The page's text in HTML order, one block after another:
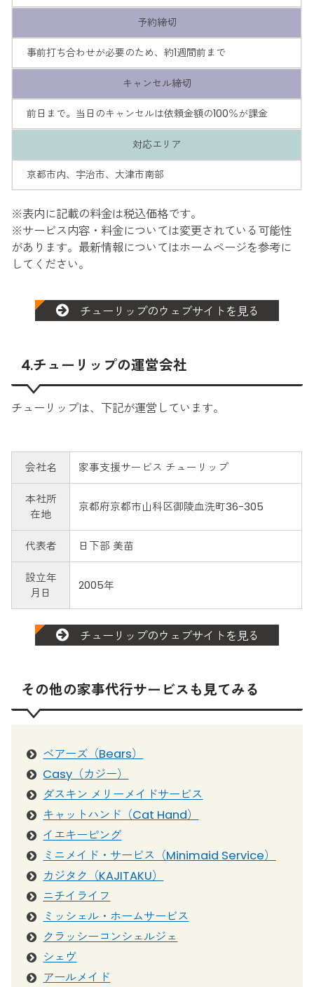
予約締切
事前打ち合わせが必要のため、約1週間前まで
キャンセル締切
前日まで。当日のキャンセルは依頼金額の100％が課金
対応エリア
京都市内、宇治市、大津市南部
※表内に記載の料金は税込価格です。
※サービス内容・料金については変更されている可能性
があります。最新情報についてはホームページを参考に
してください。
チューリップのウェブサイトを見る
4.チューリップの運営会社
チューリップは、下記が運営しています。
会社名 家事支援サービス チューリップ
本社所
在地
京都府京都市山科区御陵血洗町36-305
代表者 日下部 美苗
設立年
月日
2005年
チューリップのウェブサイトを見る
その他の家事代行サービスも見てみる
ベアーズ（Bears）
Casy（カジー）
ダスキン メリーメイドサービス
キャットハンド（Cat Hand）
イエキーピング
ミニメイド・サービス（Minimaid Service）
カジタク（KAJITAKU）
ニチイライフ
ミッシェル・ホームサービス
クラッシーコンシェルジェ
シェヴ
アールメイド